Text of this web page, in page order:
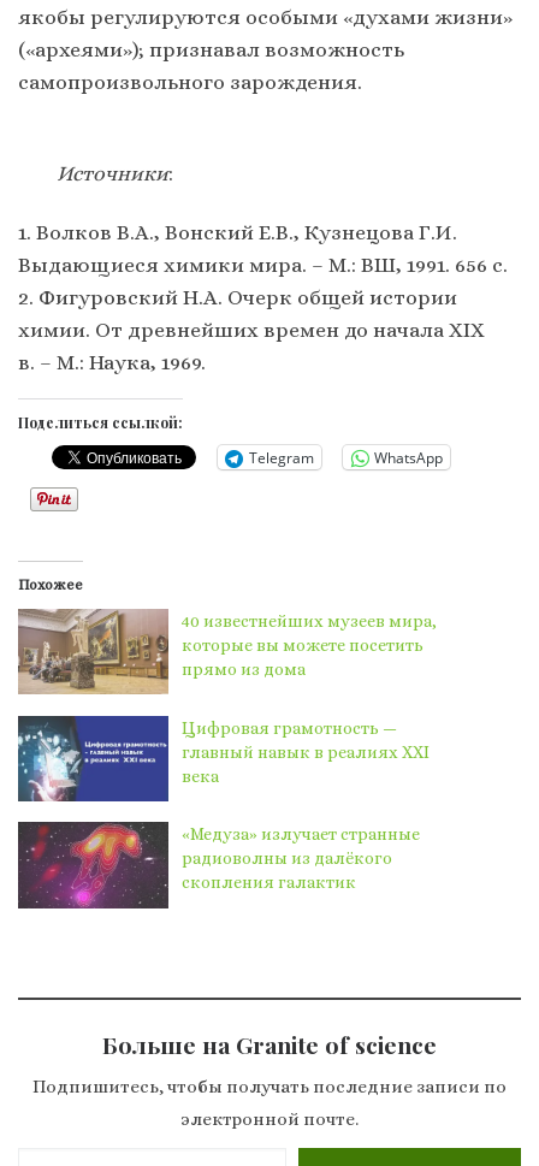
якобы регулируются особыми «духами жизни»
(«археями»); признавал возможность
самопроизвольного зарождения.
Источники:
1. Волков В.А., Вонский Е.В., Кузнецова Г.И.
Выдающиеся химики мира. – М.: ВШ, 1991. 656 с.
2. Фигуровский Н.А. Очерк общей истории
химии. От древнейших времен до начала XIX
в. – М.: Наука, 1969.
Поделиться ссылкой:
Telegram WhatsApp
Похожее
40 известнейших музеев мира,
которые вы можете посетить
прямо из дома
Цифровая грамотность —
главный навык в реалиях XXI
века
«Медуза» излучает странные
радиоволны из далёкого
скопления галактик
Больше на Granite of science
Подпишитесь, чтобы получать последние записи по
электронной почте.
Введите адрес электронной почты…